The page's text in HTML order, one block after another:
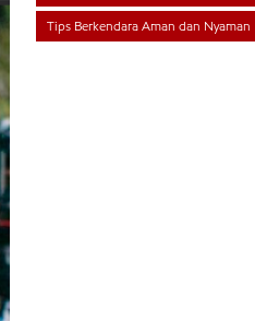
Tips Berkendara Aman dan Nyaman